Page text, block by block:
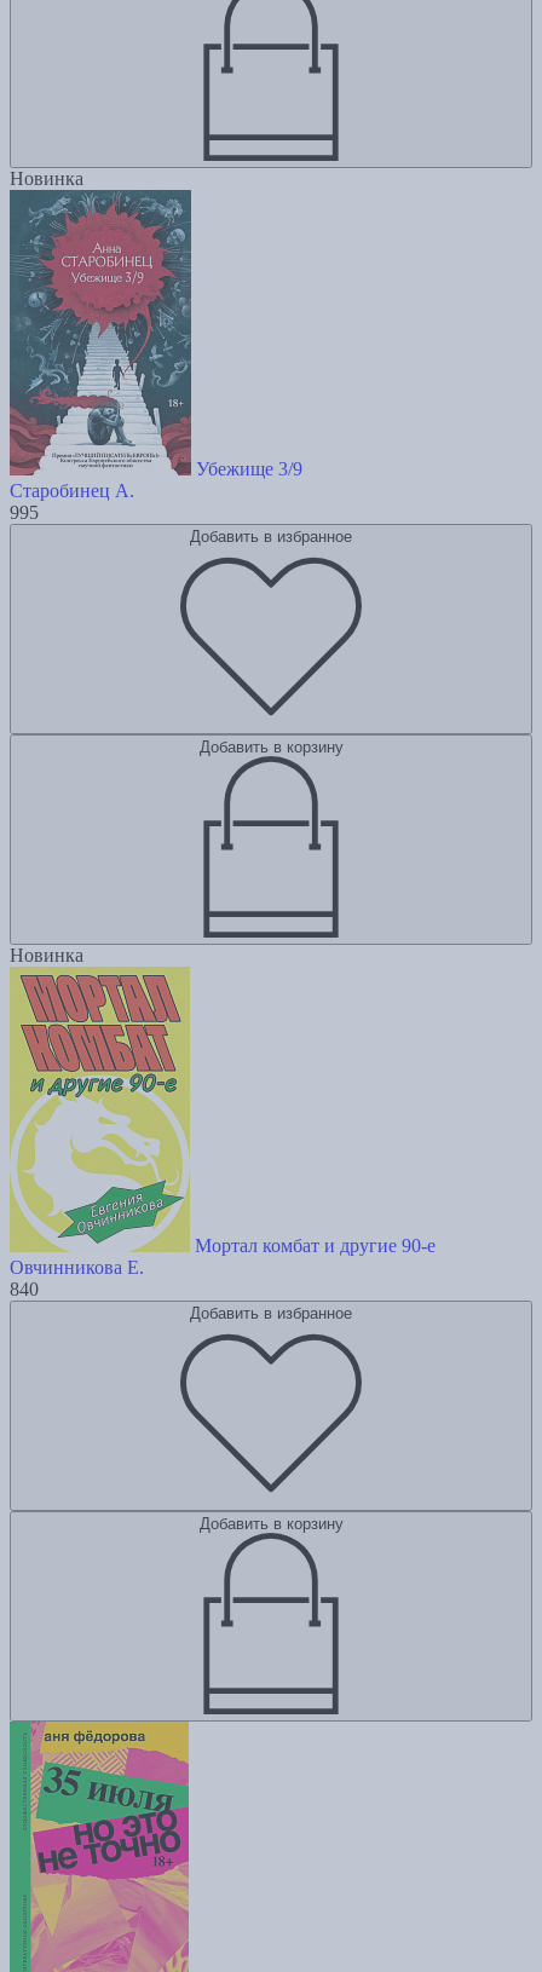
Новинка
Убежище 3/9
Старобинец А.
995
Добавить в избранное
Добавить в корзину
Новинка
Мортал комбат и другие 90-е
Овчинникова Е.
840
Добавить в избранное
Добавить в корзину